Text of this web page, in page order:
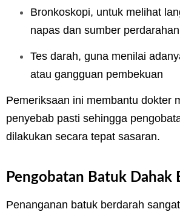
Bronkoskopi, untuk melihat
napas dan sumber perdarahan
Tes darah, guna menilai
atau gangguan pembekuan
Pemeriksaan ini membantu dokter
penyebab pasti sehingga
dilakukan secara tepat sasaran.
Pengobatan Batuk Dahak
Penanganan batuk berdarah